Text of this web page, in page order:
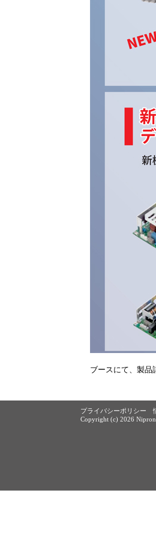
ブースにて、製品
プライバシーポリシー
Copyright (c) 2026 Nipron